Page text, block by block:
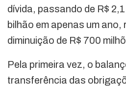
dívida, passando de R$
bilhão em apenas um
diminuição de R$ 700
Pela primeira vez, o
transferência das